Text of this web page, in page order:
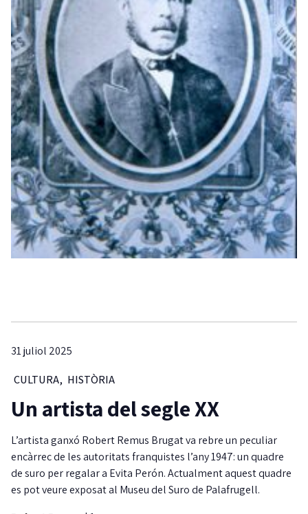
31 juliol 2025
CULTURA, HISTÒRIA
Un artista del segle XX
L’artista ganxó Robert Remus Brugat va rebre un peculiar
encàrrec de les autoritats franquistes l’any 1947: un quadre
de suro per regalar a Evita Perón. Actualment aquest quadre
es pot veure exposat al Museu del Suro de Palafrugell.